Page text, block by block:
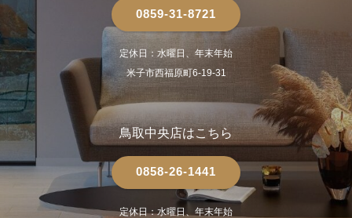
0859-31-8721
定休日：水曜日、年末年始
米子市西福原町6-19-31
鳥取中央店はこちら
0858-26-1441
定休日：水曜日、年末年始